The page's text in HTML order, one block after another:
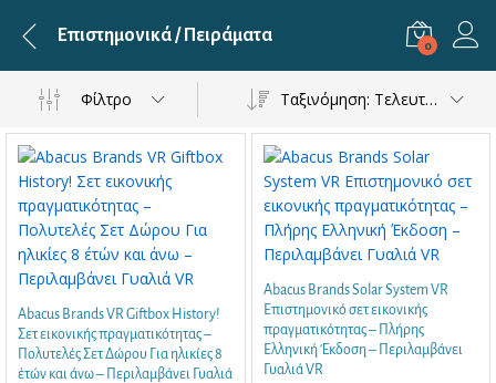
Επιστημονικά / Πειράματα 0
Φίλτρο Ταξινόμηση: Τελευταία
Abacus Brands VR Giftbox History!
Σετ εικονικής πραγματικότητας –
Πολυτελές Σετ Δώρου Για ηλικίες 8
έτών και άνω – Περιλαμβάνει Γυαλιά
Abacus Brands Solar System VR
Επιστημονικό σετ εικονικής
πραγματικότητας – Πλήρης
Ελληνική Έκδοση – Περιλαμβάνει
Γυαλιά VR